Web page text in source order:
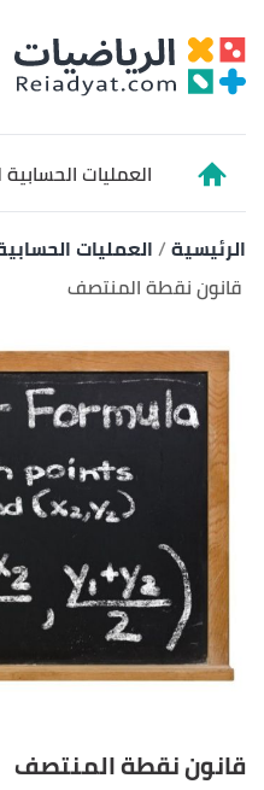
العمليات الحسابية
الرئيسية العمليات
قانون نقطة المنتصف
قانون نقطة المنتصف